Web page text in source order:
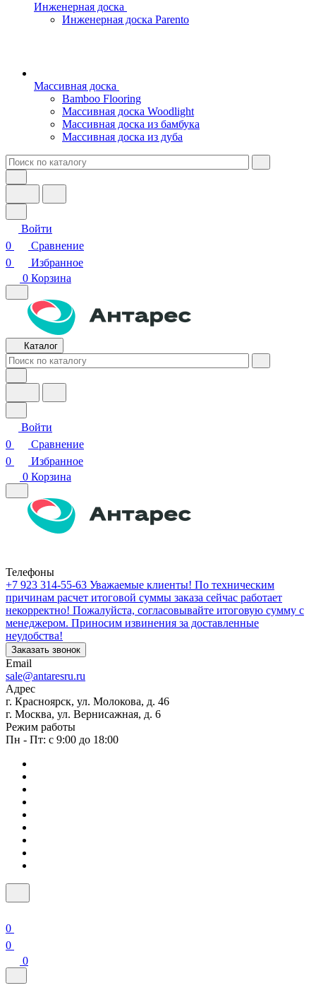
Инженерная доска
Инженерная доска Parento
Массивная доска
Bamboo Flooring
Массивная доска Woodlight
Массивная доска из бамбука
Массивная доска из дуба
Войти
0
Сравнение
0
Избранное
0 Корзина
Каталог
Войти
0
Сравнение
0
Избранное
0 Корзина
Телефоны
+7 923 314-55-63 Уважаемые клиенты! По техническим
причинам расчет итоговой суммы заказа сейчас работает
некорректно! Пожалуйста, согласовывайте итоговую сумму с
менеджером. Приносим извинения за доставленные
неудобства!
Заказать звонок
Email
sale@antaresru.ru
Адрес
г. Красноярск, ул. Молокова, д. 46
г. Москва, ул. Вернисажная, д. 6
Режим работы
Пн - Пт: с 9:00 до 18:00
0
0
0